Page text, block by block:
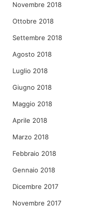
Novembre 2018
Ottobre 2018
Settembre 2018
Agosto 2018
Luglio 2018
Giugno 2018
Maggio 2018
Aprile 2018
Marzo 2018
Febbraio 2018
Gennaio 2018
Dicembre 2017
Novembre 2017